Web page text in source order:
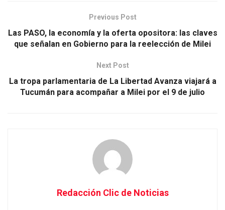
Previous Post
Las PASO, la economía y la oferta opositora: las claves
que señalan en Gobierno para la reelección de Milei
Next Post
La tropa parlamentaria de La Libertad Avanza viajará a
Tucumán para acompañar a Milei por el 9 de julio
Redacción Clic de Noticias